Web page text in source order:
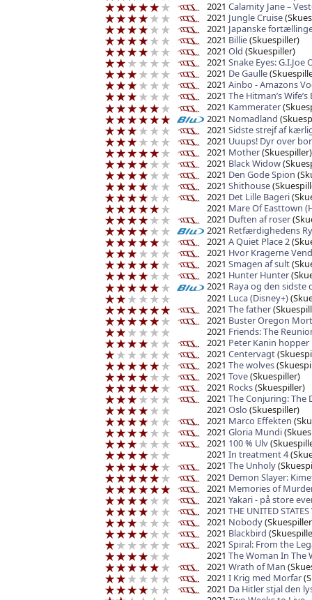
2021 Calamity Jane –
2021 Jungle Cruise
2021 Japanske
2021 Billie(Skuespiller)
2021 Old (Skuespiller)
2021 Snake Eyes: G.I.Joe
2021 De Gaulle
2021 Ainbo - Amazons
2021 The Hitman’s
2021 Kammerater
2021 Nomadland
2021 Sidste strejf af
2021 Uuups! Dyr over
2021 Mother(Skuespiller)
2021 Black Widow
2021 Den Gode Spion
2021 Shithouse
2021 Det Lille Bageri
2021 Mare Of Easttown
2021 Duften af roser
2021 Retfærdighedens
2021 A Quiet Place 2
2021 Hvor Kragerne
2021 Smagen af sult
2021 Hunter Hunter
2021 Raya og den sidste
2021 Luca (Disney+)
2021 The father
2021 Buster Oregon
2021 Friends: The
2021 Peter Kanin
2021 Centervagt
2021 The wolves
2021 Tove(Skuespiller)
2021 Rocks(Skuespiller)
2021 The Conjuring: The
2021 Oslo (Skuespiller)
2021 Marco Effekten
2021 Gloria Mundi
2021 100 % Ulv
2021 In treatment 4
2021 The Unholy
2021 Demon Slayer:
2021 Memories of
2021 Yakari - på store
2021 THE UNITED
2021 Nobody
2021 Blackbird
2021 Spiral: From the
2021 The Woman In The
2021 Wrath of Man
2021 I Krig med Morfar
2021 Da Hitler stjal den